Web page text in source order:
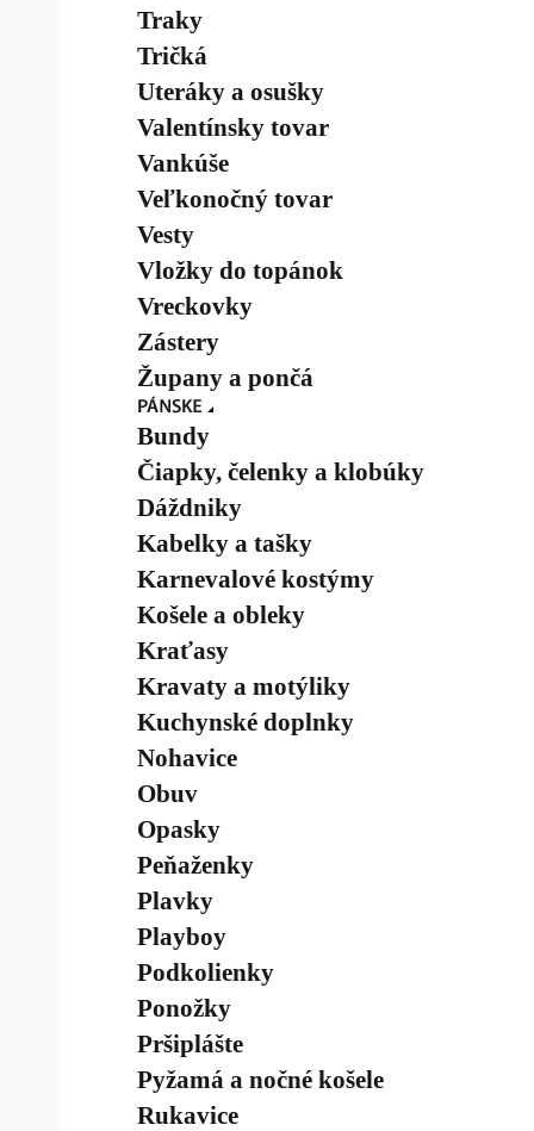
Traky
Tričká
Uteráky a osušky
Valentínsky tovar
Vankúše
Veľkonočný tovar
Vesty
Vložky do topánok
Vreckovky
Zástery
Župany a pončá
Bundy
Čiapky, čelenky a klobúky
Dáždniky
Kabelky a tašky
Karnevalové kostýmy
Košele a obleky
Kraťasy
Kravaty a motýliky
Kuchynské doplnky
Nohavice
Obuv
Opasky
Peňaženky
Plavky
Playboy
Podkolienky
Ponožky
Pršiplášte
Pyžamá a nočné košele
Rukavice